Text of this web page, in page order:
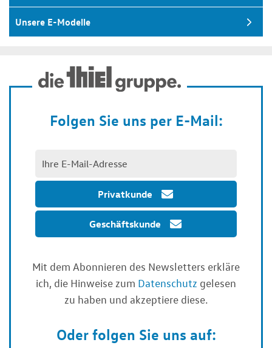
Unsere E-Modelle
Folgen Sie uns per E-Mail:
Privatkunde
Geschäftskunde
Mit dem Abonnieren des Newsletters erkläre
ich, die Hinweise zum Datenschutz gelesen
zu haben und akzeptiere diese.
Oder folgen Sie uns auf: